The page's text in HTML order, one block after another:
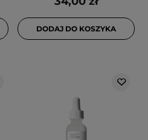
DODAJ DO KOSZYKA